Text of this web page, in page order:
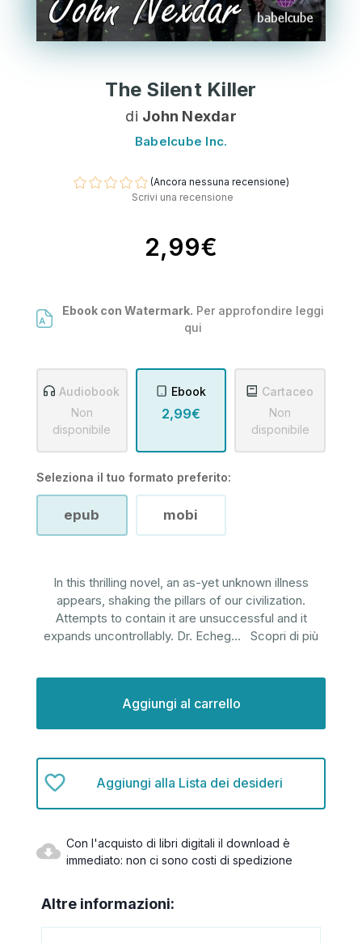
The Silent Killer
di John Nexdar
Babelcube Inc.
(Ancora nessuna recensione)
Scrivi una recensione
2,99€
Ebook con Watermark. Per approfondire leggi
qui
Audiobook
Non
disponibile
Ebook
2,99€
Cartaceo
Non
disponibile
Seleziona il tuo formato preferito:
epub mobi
In this thrilling novel, an as-yet unknown illness
appears, shaking the pillars of our civilization.
Attempts to contain it are unsuccessful and it
expands uncontrollably. Dr. Echeg... Scopri di più
Aggiungi alla Lista dei desideri
Con l'acquisto di libri digitali il download è
immediato: non ci sono costi di spedizione
Altre informazioni: